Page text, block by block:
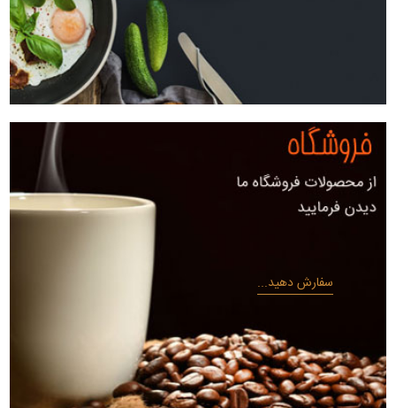
سفارش دهید...